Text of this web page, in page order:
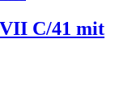
VII C/41 mit